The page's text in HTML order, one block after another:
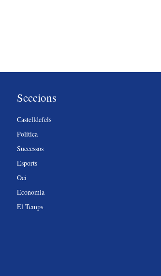
Seccions
Castelldefels
Política
Successos
Esports
Oci
Economia
El Temps